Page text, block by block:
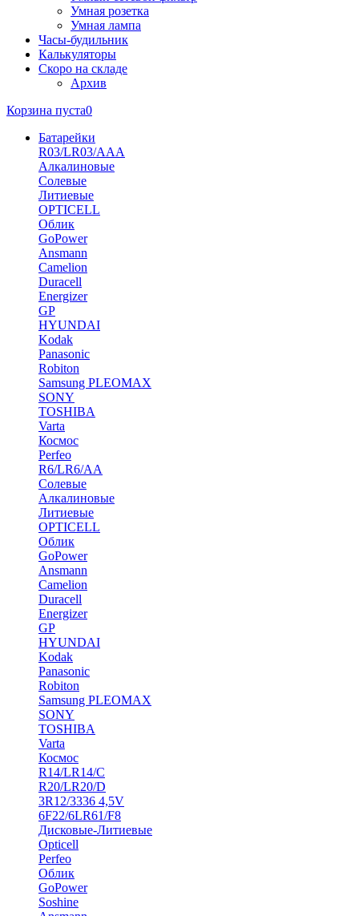
Умная розетка
Умная лампа
Часы-будильник
Калькуляторы
Скоро на складе
Архив
Корзина пуста0
Батарейки
R03/LR03/AAA
Алкалиновые
Солевые
Литиевые
OPTICELL
Облик
GoPower
Ansmann
Camelion
Duracell
Energizer
GP
HYUNDAI
Kodak
Panasonic
Robiton
Samsung PLEOMAX
SONY
TOSHIBA
Varta
Космос
Perfeo
R6/LR6/AA
Солевые
Алкалиновые
Литиевые
OPTICELL
Облик
GoPower
Ansmann
Camelion
Duracell
Energizer
GP
HYUNDAI
Kodak
Panasonic
Robiton
Samsung PLEOMAX
SONY
TOSHIBA
Varta
Космос
R14/LR14/C
R20/LR20/D
3R12/3336 4,5V
6F22/6LR61/F8
Дисковые-Литиевые
Opticell
Perfeo
Облик
GoPower
Soshine